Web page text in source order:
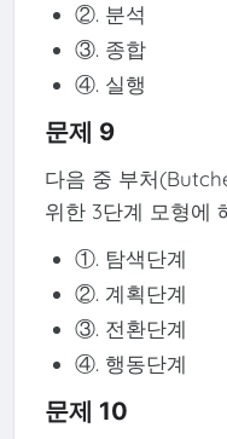
②. 분석
③. 종합
④. 실행
문제 9
다음 중 부처
위한 3단계 모형에
①. 탐색단계
②. 계획단계
③. 전환단계
④. 행동단계
문제 10